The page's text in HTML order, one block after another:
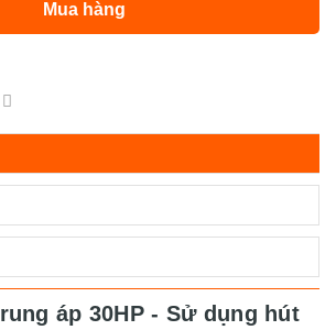
Mua hàng
áp 30HP - Sử dụng hút